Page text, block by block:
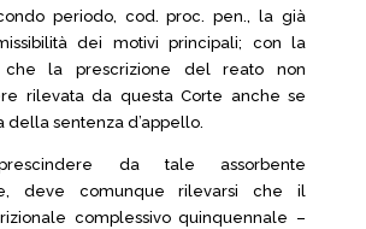
periodo, cod. proc. pen., la già
dei motivi principali; con la
che la prescrizione del reato non
rilevata da questa Corte anche se
della sentenza d’appello.
da tale assorbente
deve comunque rilevarsi che il
complessivo quinquennale –